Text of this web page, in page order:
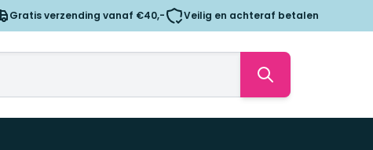
Gratis verzending vanaf €40,- Veilig en achteraf betalen